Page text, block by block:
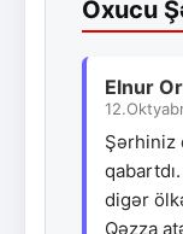
Oxucu
Elnur
Şərhiniz
digər
Qəzza